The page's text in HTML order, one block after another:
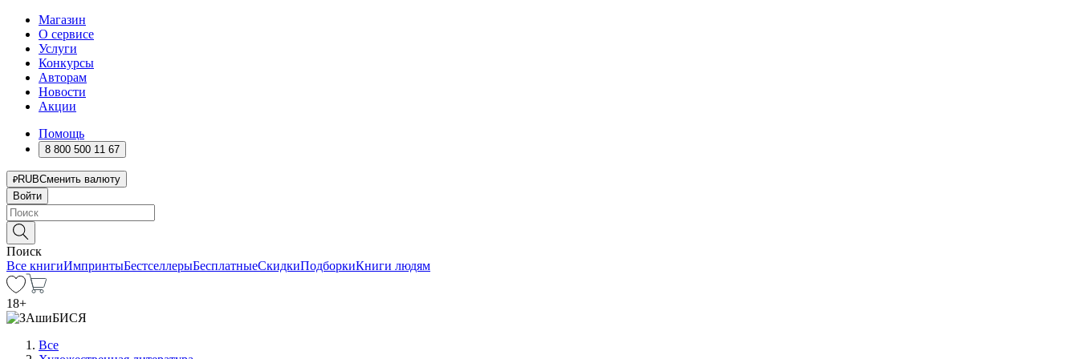
Магазин
О сервисе
Услуги
Конкурсы
Авторам
Новости
Акции
Помощь
8 800 500 11 67
RUBСменить валюту
Войти
Поиск
Все книгиИмпринтыБестселлерыБесплатныеСкидкиПодборкиКниги людям
18+
Все